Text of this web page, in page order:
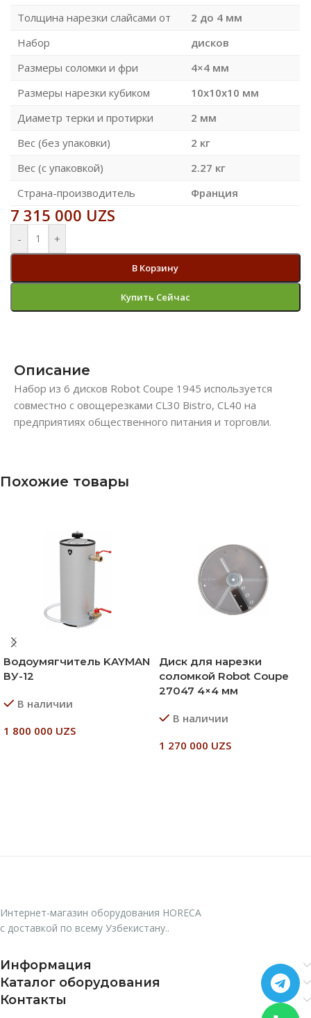
Толщина нарезки слайсами от
2 до 4 мм
Набор
дисков
Размеры соломки и фри
4×4 мм
Размеры нарезки кубиком
10x10x10 мм
Диаметр терки и протирки
2 мм
Вес (без упаковки)
2 кг
Вес (с упаковкой)
2.27 кг
Страна-производитель
Франция
7 315 000 UZS
- +
В Корзину
Купить Сейчас
Описание
Набор из 6 дисков Robot Coupe 1945 используется
совместно с овощерезками CL30 Bistro, CL40 на
предприятиях общественного питания и торговли.
Похожие товары
Водоумягчитель KAYMAN
ВУ-12
В наличии
1 800 000 UZS
Диск для нарезки
соломкой Robot Coupe
27047 4×4 мм
В наличии
1 270 000 UZS
Интернет-магазин оборудования HORECA
с доставкой по всему Узбекистану..
Информация
Каталог оборудования
Контакты